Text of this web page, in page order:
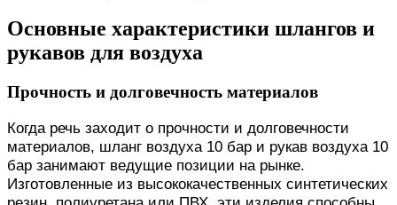
Основные характеристики шлангов и
рукавов для воздуха
Прочность и долговечность материалов
Когда речь заходит о прочности и долговечности
материалов, шланг воздуха 10 бар и рукав воздуха 10
бар занимают ведущие позиции на рынке.
Изготовленные из высококачественных синтетических